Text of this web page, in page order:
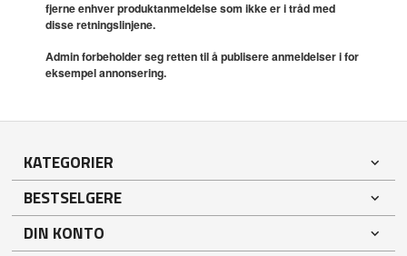
fjerne enhver produktanmeldelse som ikke er i tråd med
disse retningslinjene.
Admin forbeholder seg retten til å publisere anmeldelser i for
eksempel annonsering.
KATEGORIER
BESTSELGERE
DIN KONTO